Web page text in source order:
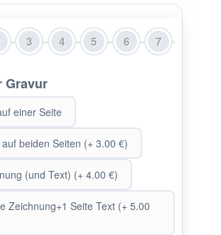
3 4 5 6 7
Gravur
einer Seite
beiden Seiten (+ 3.00 €)
(und Text) (+ 4.00 €)
Zeichnung+1 Seite Text (+ 5.00